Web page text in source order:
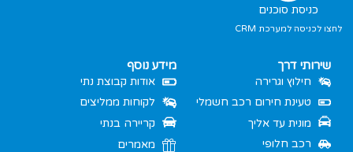
כניסת סוכנים
לחצו לכניסה למערכת CRM
שירותי דרך
חילוץ וגרירה
טעינת חירום רכב חשמלי
מונית עד אליך
רכב חלופי
מידע נוסף
אודות קבוצת נתי
לקוחות ממליצים
קריירה בנתי
מאמרים